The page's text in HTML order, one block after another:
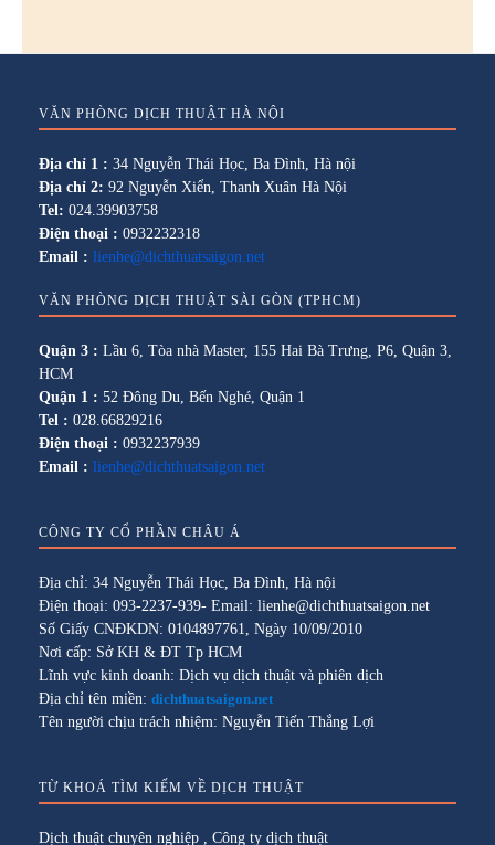
VĂN PHÒNG DỊCH THUẬT HÀ NỘI
Địa chỉ 1 : 34 Nguyễn Thái Học, Ba Đình, Hà nội
Địa chỉ 2: 92 Nguyễn Xiển, Thanh Xuân Hà Nội
Tel: 024.39903758
Điện thoại : 0932232318
Email : lienhe@dichthuatsaigon.net
VĂN PHÒNG DỊCH THUẬT SÀI GÒN (TPHCM)
Quận 3 : Lầu 6, Tòa nhà Master, 155 Hai Bà Trưng, P6, Quận 3,
HCM
Quận 1 : 52 Đông Du, Bến Nghé, Quận 1
Tel : 028.66829216
Điện thoại : 0932237939
Email : lienhe@dichthuatsaigon.net
CÔNG TY CỔ PHẦN CHÂU Á
Địa chỉ: 34 Nguyễn Thái Học, Ba Đình, Hà nội
Điện thoại: 093-2237-939- Email: lienhe@dichthuatsaigon.net
Số Giấy CNĐKDN: 0104897761, Ngày 10/09/2010
Nơi cấp: Sở KH & ĐT Tp HCM
Lĩnh vực kinh doanh: Dịch vụ dịch thuật và phiên dịch
Địa chỉ tên miền: dichthuatsaigon.net
Tên người chịu trách nhiệm: Nguyễn Tiến Thắng Lợi
TỪ KHOÁ TÌM KIẾM VỀ DỊCH THUẬT
Dịch thuật chuyên nghiệp Công ty dịch thuật